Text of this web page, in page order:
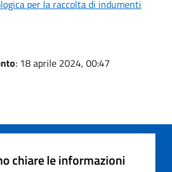
per la raccolta di indumenti
: 18 aprile 2024, 00:47
chiare le informazioni